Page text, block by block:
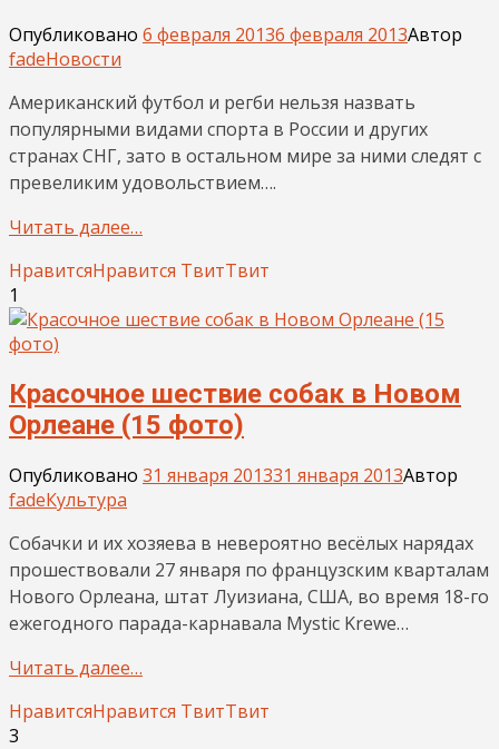
Опубликовано 6 февраля 20136 февраля 2013Автор
fadeНовости
Американский футбол и регби нельзя назвать
популярными видами спорта в России и других
странах СНГ, зато в остальном мире за ними следят с
превеликим удовольствием….
Читать далее…
НравитсяНравится ТвитТвит
1
Красочное шествие собак в Новом
Орлеане (15 фото)
Опубликовано 31 января 201331 января 2013Автор
fadeКультура
Собачки и их хозяева в невероятно весёлых нарядах
прошествовали 27 января по французским кварталам
Нового Орлеана, штат Луизиана, США, во время 18-го
ежегодного парада-карнавала Mystic Krewe…
Читать далее…
НравитсяНравится ТвитТвит
3